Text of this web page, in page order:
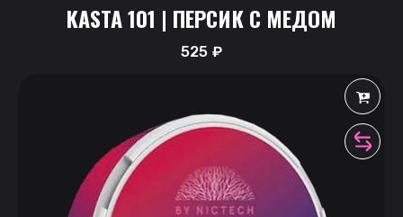
KASTA 101 | ПЕРСИК С МЕДОМ
525₽